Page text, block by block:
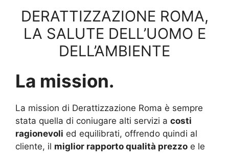
DERATTIZZAZIONE ROMA,
LA SALUTE DELL’UOMO E
DELL’AMBIENTE
La mission.
La mission di Derattizzazione Roma è sempre
stata quella di coniugare alti servizi a costi
ragionevoli ed equilibrati, offrendo quindi al
cliente, il miglior rapporto qualità prezzo e le